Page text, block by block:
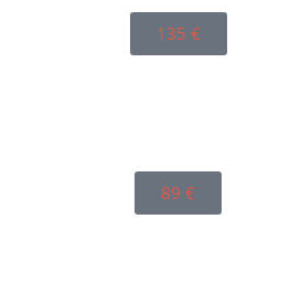
135 €
89 €